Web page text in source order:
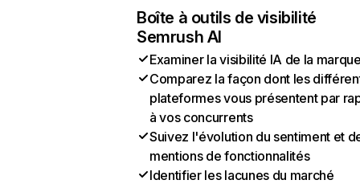
Boîte à outils de visibilité
Semrush AI
Examiner la visibilité IA de la
Comparez la façon dont les
plateformes vous présentent par
à vos concurrents
Suivez l'évolution du sentiment et
mentions de fonctionnalités
Identifier les lacunes du marché